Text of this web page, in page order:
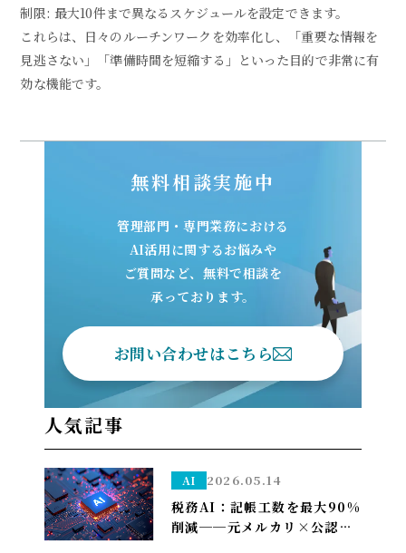
制限: 最大10件まで異なるスケジュールを設定できます。
これらは、日々のルーチンワークを効率化し、「重要な情報を
見逃さない」「準備時間を短縮する」といった目的で非常に有
効な機能です。
無料相談実施中
管理部門・専門業務における
AI活用に関するお悩みや
ご質問など、無料で相談を
承っております。
お問い合わせはこちら
人気記事
AI 2026.05.14
税務AI：記帳工数を最大90%
削減──元メルカリ×公認会